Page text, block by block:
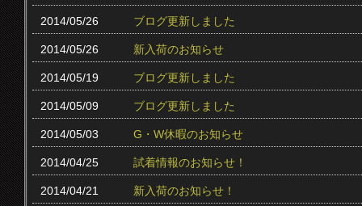
2014/05/26 ブログ更新しました
2014/05/26 新入荷のお知らせ
2014/05/19 ブログ更新しました
2014/05/09 ブログ更新しました
2014/05/03 G・W休暇のお知らせ
2014/04/25 試着情報のお知らせ！
2014/04/21 新入荷のお知らせ！